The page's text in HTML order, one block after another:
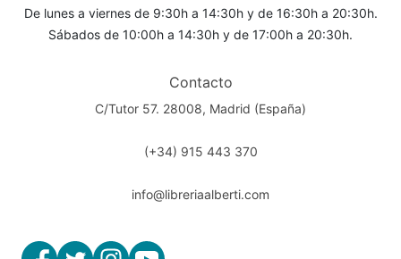
De lunes a viernes de 9:30h a 14:30h y de 16:30h a 20:30h.
Sábados de 10:00h a 14:30h y de 17:00h a 20:30h.
Contacto
C/Tutor 57. 28008, Madrid (España)
(+34) 915 443 370
info@libreriaalberti.com